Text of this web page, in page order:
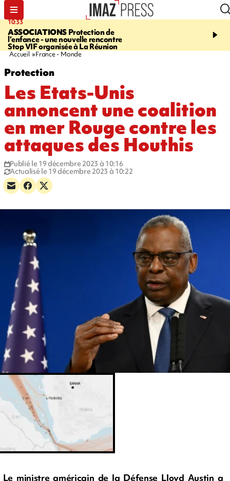
10:33
ASSOCIATIONSProtection de
l’enfance - une nouvelle rencontre
Stop VIF organisée à La Réunion
15:03
Vaste feu
l'ouest du pays, 20.000
Accueil France - Monde
Protection
Les Etats-Unis
annoncent une coalition
en mer Rouge contre les
attaques des Houthis
Publié le 19 décembre 2023 à 10:16
Actualisé le 19 décembre 2023 à 10:22
Le ministre américain de la Défense Lloyd Austin a